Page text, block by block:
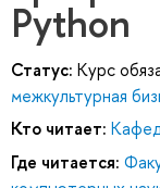
Python
Статус: Курс
межкультурная
Кто читает:
Где читается: